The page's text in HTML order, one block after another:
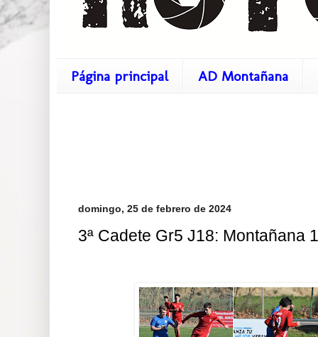
Página principal AD Montañana
domingo, 25 de febrero de 2024
3ª Cadete Gr5 J18: Montañana